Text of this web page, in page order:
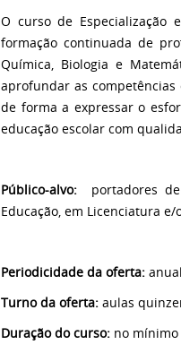
O curso de Especialização
formação continuada de
Química, Biologia e
aprofundar as
de forma a expressar o
educação escolar com
Público-alvo:
portadores
Educação, em Licenciatura
Periodicidade da oferta: anual
Turno da oferta: aulas
Duração do curso: no mínimo